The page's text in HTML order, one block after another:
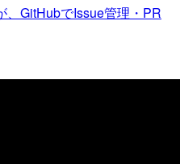
、GitHubでIssue管理・PR